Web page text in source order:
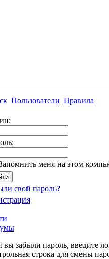
Пользователи Правила
меня на этом
свой пароль?
вы забыли пароль, введите
строка для смены